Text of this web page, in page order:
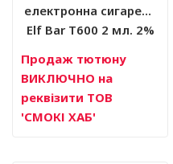
електронна сигарета
Elf Bar T600 2 мл. 2%
Продаж тютюну
ВИКЛЮЧНО на
реквізити ТОВ
'СМОКІ ХАБ'